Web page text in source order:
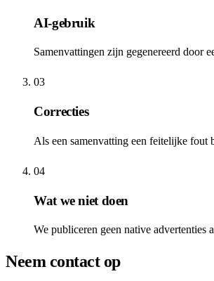
AI-gebruik
Samenvattingen zijn gegenereerd door
03
Correcties
Als een samenvatting een feitelijke fout
04
Wat we niet doen
We publiceren geen native advertenties
Neem contact op